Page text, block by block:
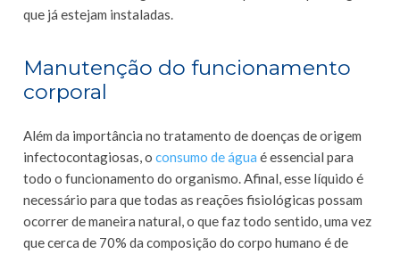
que já estejam instaladas.
Manutenção do funcionamento
corporal
Além da importância no tratamento de doenças de origem
infectocontagiosas, o consumo de água é essencial para
todo o funcionamento do organismo. Afinal, esse líquido é
necessário para que todas as reações fisiológicas possam
ocorrer de maneira natural, o que faz todo sentido, uma vez
que cerca de 70% da composição do corpo humano é de